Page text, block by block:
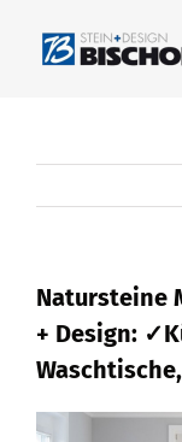
Inhalt
Natursteine
+ Design:
Bischoff